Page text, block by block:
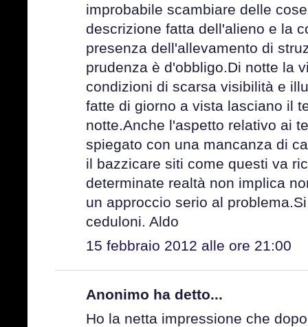
improbabile scambiare delle
descrizione fatta dell'alieno e la
presenza dell'allevamento di
prudenza è d'obbligo.Di notte la
condizioni di scarsa visibilità e
fatte di giorno a vista lasciano il
notte.Anche l'aspetto relativo ai
spiegato con una mancanza di
il bazzicare siti come questi va
determinate realtà non implica
un approccio serio al
ceduloni. Aldo
15 febbraio 2012 alle ore 21:00
Anonimo ha detto...
Ho la netta impressione che